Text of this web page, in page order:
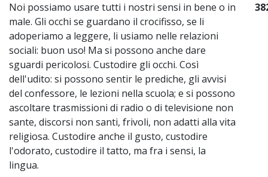
Noi possiamo usare tutti i nostri sensi in bene o in
male. Gli occhi se guardano il crocifisso, se li
adoperiamo a leggere, li usiamo nelle relazioni
sociali: buon uso! Ma si possono anche dare
sguardi pericolosi. Custodire gli occhi. Così
dell'udito: si possono sentir le prediche, gli avvisi
del confessore, le lezioni nella scuola; e si possono
ascoltare trasmissioni di radio o di televisione non
sante, discorsi non santi, frivoli, non adatti alla vita
religiosa. Custodire anche il gusto, custodire
l'odorato, custodire il tatto, ma fra i sensi, la
lingua.